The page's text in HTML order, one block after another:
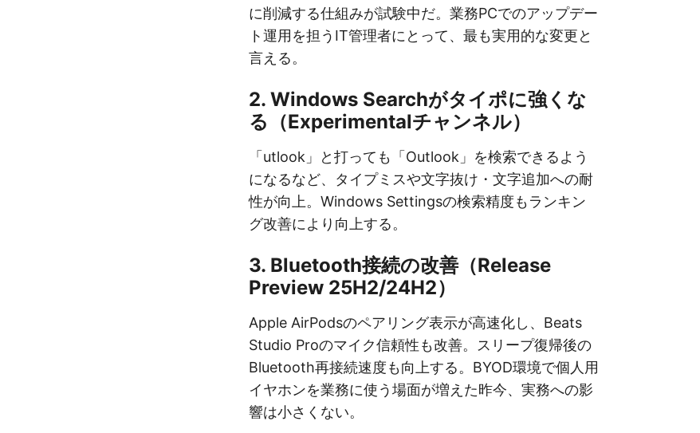
に削減する仕組みが試験中だ。業務PCでのアップデー
ト運用を担うIT管理者にとって、最も実用的な変更と
言える。
2. Windows Searchがタイポに強くな
る（Experimentalチャンネル）
「utlook」と打っても「Outlook」を検索できるよう
になるなど、タイプミスや文字抜け・文字追加への耐
性が向上。Windows Settingsの検索精度もランキン
グ改善により向上する。
3. Bluetooth接続の改善（Release
Preview 25H2/24H2）
Apple AirPodsのペアリング表示が高速化し、Beats
Studio Proのマイク信頼性も改善。スリープ復帰後の
Bluetooth再接続速度も向上する。BYOD環境で個人用
イヤホンを業務に使う場面が増えた昨今、実務への影
響は小さくない。